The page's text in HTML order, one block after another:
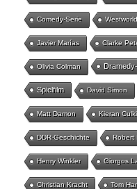
Comedy-Serie Westworld
Javier Marías Clarke
Olivia Colman
Spielfilm David Simon
Matt Damon Kieran
DDR-Geschichte Robert
Henry Winkler Giorgos
Christian Kracht Tom